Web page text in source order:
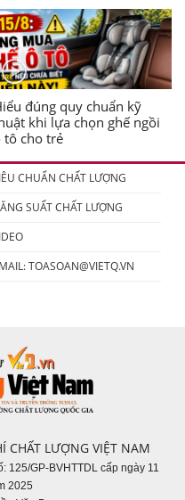
đúng quy chuẩn kỹ
khi lựa chọn ghế ngồi
tô cho trẻ
CHUẨN CHẤT LƯỢNG
SUẤT CHẤT LƯỢNG
TOASOAN@VIETQ.VN
CHẤT LƯỢNG VIỆT NAM
125/GP-BVHTTDL cấp ngày 11
2025